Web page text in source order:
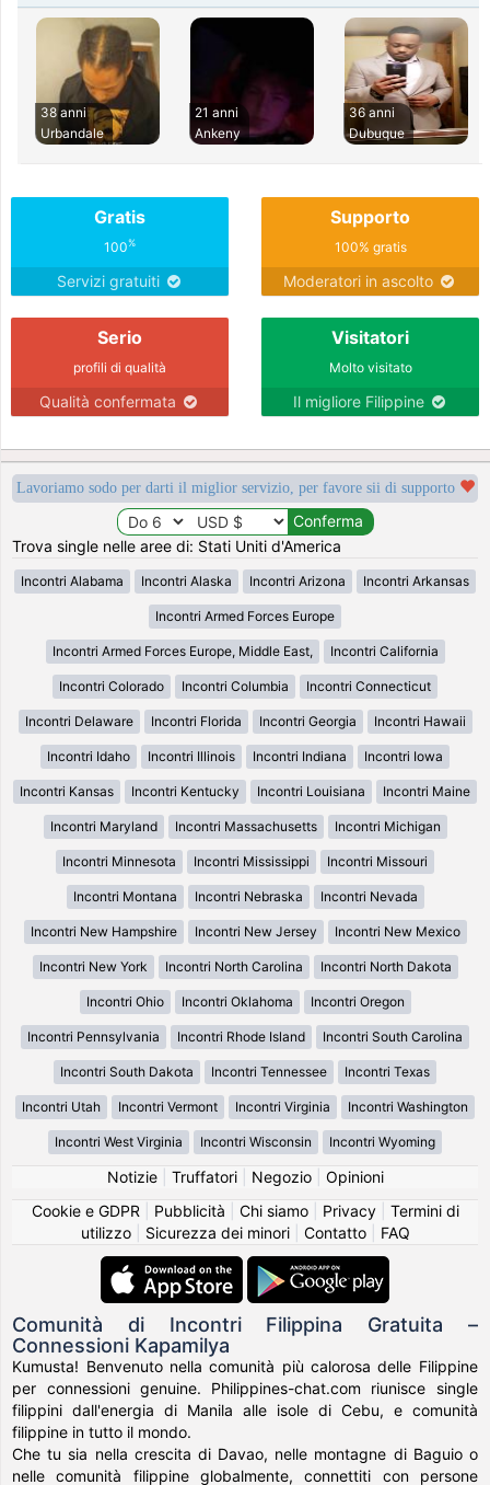
38 anni
Urbandale
21 anni
Ankeny
36 anni
Dubuque
Gratis
100%
Servizi gratuiti
Supporto
100% gratis
Moderatori in ascolto
Serio
profili di qualità
Qualità confermata
Visitatori
Molto visitato
Il migliore Filippine
Lavoriamo sodo per darti il miglior servizio, per favore sii di supporto
Trova single nelle aree di: Stati Uniti d'America
Incontri Alabama Incontri Alaska Incontri Arizona Incontri Arkansas
Incontri Armed Forces Europe
Incontri Armed Forces Europe, Middle East, Incontri California
Incontri Colorado Incontri Columbia Incontri Connecticut
Incontri Delaware Incontri Florida Incontri Georgia Incontri Hawaii
Incontri Idaho Incontri Illinois Incontri Indiana Incontri Iowa
Incontri Kansas Incontri Kentucky Incontri Louisiana Incontri Maine
Incontri Maryland Incontri Massachusetts Incontri Michigan
Incontri Minnesota Incontri Mississippi Incontri Missouri
Incontri Montana Incontri Nebraska Incontri Nevada
Incontri New Hampshire Incontri New Jersey Incontri New Mexico
Incontri New York Incontri North Carolina Incontri North Dakota
Incontri Ohio Incontri Oklahoma Incontri Oregon
Incontri Pennsylvania Incontri Rhode Island Incontri South Carolina
Incontri South Dakota Incontri Tennessee Incontri Texas
Incontri Utah Incontri Vermont Incontri Virginia Incontri Washington
Incontri West Virginia Incontri Wisconsin Incontri Wyoming
Notizie| Truffatori| Negozio| Opinioni
Cookie e GDPR
Pubblicità Chi siamo| Privacy| Termini di
utilizzo| Sicurezza dei minori| Contatto| FAQ
Comunità di Incontri Filippina Gratuita –
Connessioni Kapamilya
Kumusta! Benvenuto nella comunità più calorosa delle Filippine
per connessioni genuine. Philippines-chat.com riunisce single
filippini dall'energia di Manila alle isole di Cebu, e comunità
filippine in tutto il mondo.
Che tu sia nella crescita di Davao, nelle montagne di Baguio o
nelle comunità filippine globalmente, connettiti con persone